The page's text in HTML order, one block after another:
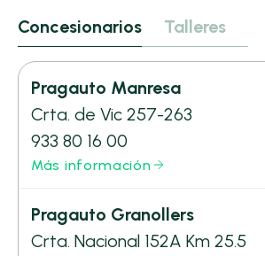
Concesionarios
Talleres
Pragauto Manresa
Crta. de Vic 257-263
933 80 16 00
Más información
Pragauto Granollers
Crta. Nacional 152A Km 25.5